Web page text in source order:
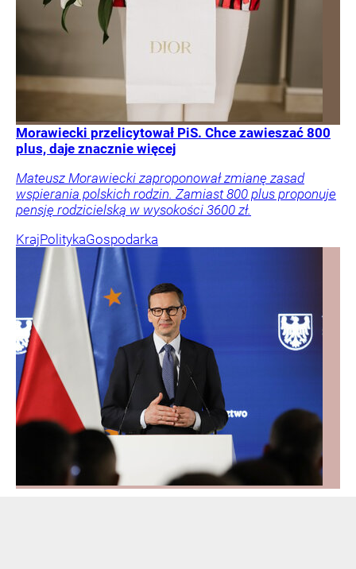
Morawiecki przelicytował PiS. Chce zawieszać 800
plus, daje znacznie więcej
Mateusz Morawiecki zaproponował zmianę zasad
wspierania polskich rodzin. Zamiast 800 plus proponuje
pensję rodzicielską w wysokości 3600 zł.
KrajPolitykaGospodarka